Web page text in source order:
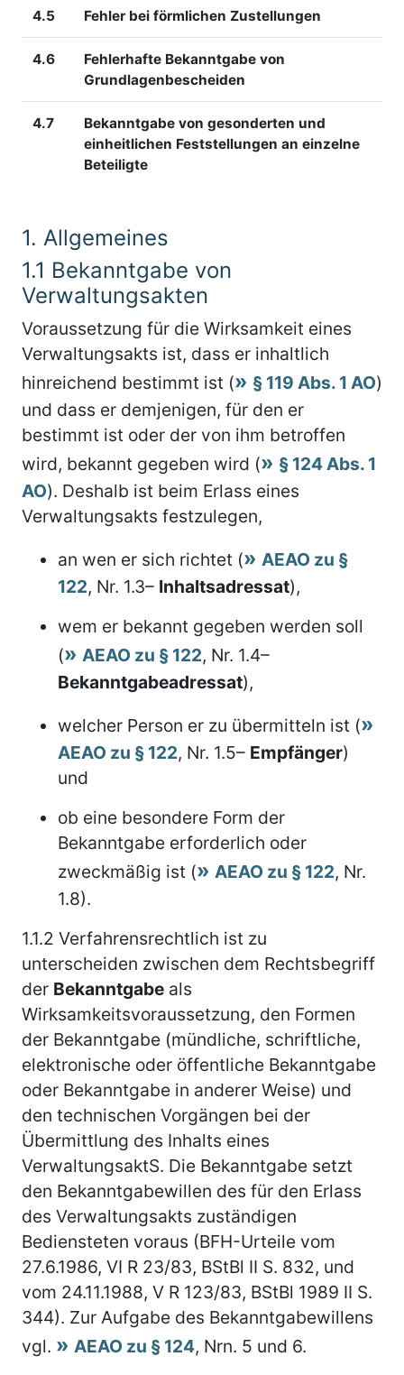
4.5 Fehler bei förmlichen Zustellungen
4.6
Fehlerhafte Bekanntgabe von
Grundlagenbescheiden
4.7
Bekanntgabe von gesonderten und
einheitlichen Feststellungen an einzelne
Beteiligte
1. Allgemeines
1.1 Bekanntgabe von
Verwaltungsakten
Voraussetzung für die Wirksamkeit eines
Verwaltungsakts ist, dass er inhaltlich
hinreichend bestimmt ist (
§ 119 Abs. 1 AO)
und dass er demjenigen, für den er
bestimmt ist oder der von ihm betroffen
wird, bekannt gegeben wird (
§ 124 Abs. 1
AO). Deshalb ist beim Erlass eines
Verwaltungsakts festzulegen,
an wen er sich richtet (
AEAO zu §
122, Nr. 1.3– Inhaltsadressat),
wem er bekannt gegeben werden soll
(
AEAO zu § 122, Nr. 1.4–
Bekanntgabeadressat),
welcher Person er zu übermitteln ist (
AEAO zu § 122, Nr. 1.5– Empfänger)
und
ob eine besondere Form der
Bekanntgabe erforderlich oder
zweckmäßig ist (
AEAO zu § 122, Nr.
1.8).
1.1.2 Verfahrensrechtlich ist zu
unterscheiden zwischen dem Rechtsbegriff
der Bekanntgabe als
Wirksamkeitsvoraussetzung, den Formen
der Bekanntgabe (mündliche, schriftliche,
elektronische oder öffentliche Bekanntgabe
oder Bekanntgabe in anderer Weise) und
den technischen Vorgängen bei der
Übermittlung des Inhalts eines
VerwaltungsaktS. Die Bekanntgabe setzt
den Bekanntgabewillen des für den Erlass
des Verwaltungsakts zuständigen
Bediensteten voraus (BFH-Urteile vom
27.6.1986, VI R 23/83, BStBl II S. 832, und
vom 24.11.1988, V R 123/83, BStBl 1989 II S.
344). Zur Aufgabe des Bekanntgabewillens
vgl.
AEAO zu § 124, Nrn. 5 und 6.